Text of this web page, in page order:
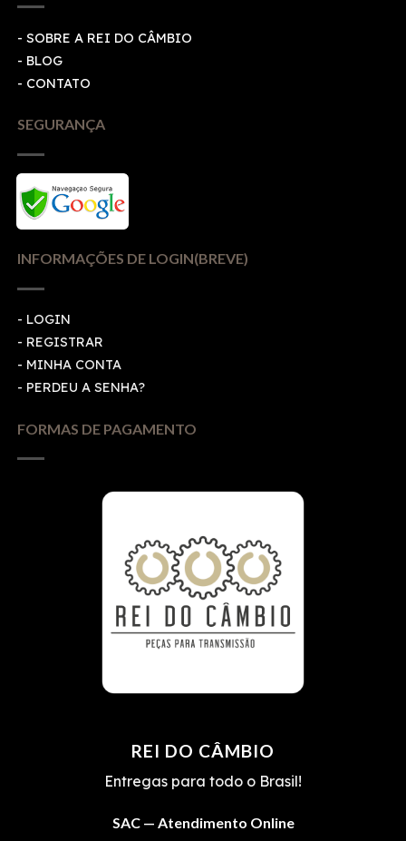
- SOBRE A REI DO CÂMBIO
- BLOG
- CONTATO
SEGURANÇA
INFORMAÇÕES DE LOGIN(BREVE)
- LOGIN
- REGISTRAR
- MINHA CONTA
- PERDEU A SENHA?
FORMAS DE PAGAMENTO
REI DO CÂMBIO
Entregas para todo o Brasil!
SAC — Atendimento Online